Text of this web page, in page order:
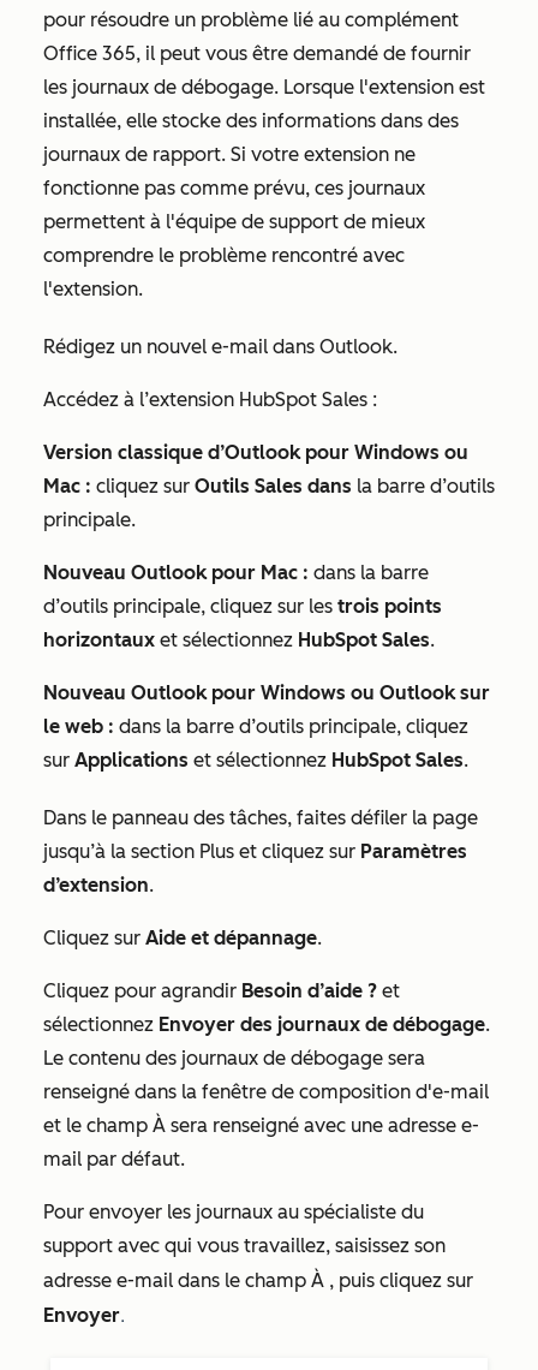
pour résoudre un problème lié au complément
Office 365, il peut vous être demandé de fournir
les journaux de débogage. Lorsque l'extension est
installée, elle stocke des informations dans des
journaux de rapport. Si votre extension ne
fonctionne pas comme prévu, ces journaux
permettent à l'équipe de support de mieux
comprendre le problème rencontré avec
l'extension.
Rédigez un nouvel e-mail dans Outlook.
Accédez à l’extension HubSpot Sales :
Version classique d’Outlook pour Windows ou
Mac : cliquez sur Outils Sales dans la barre d’outils
principale.
Nouveau Outlook pour Mac : dans la barre
d’outils principale, cliquez sur les trois points
horizontaux et sélectionnez HubSpot Sales.
Nouveau Outlook pour Windows ou Outlook sur
le web : dans la barre d’outils principale, cliquez
sur Applications et sélectionnez HubSpot Sales.
Dans le panneau des tâches, faites défiler la page
jusqu’à la section Plus et cliquez sur Paramètres
d’extension.
Cliquez sur Aide et dépannage.
Cliquez pour agrandir Besoin d’aide ? et
sélectionnez Envoyer des journaux de débogage.
Le contenu des journaux de débogage sera
renseigné dans la fenêtre de composition d'e-mail
et le champ À sera renseigné avec une adresse e-
mail par défaut.
Pour envoyer les journaux au spécialiste du
support avec qui vous travaillez, saisissez son
adresse e-mail dans le champ À , puis cliquez sur
Envoyer.